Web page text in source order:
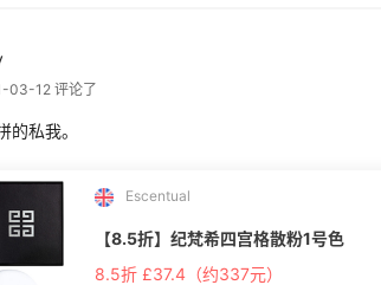
03-12 评论了
的私我。
Escentual
【8.5折】纪梵希四宫格散粉1号色
8.5折 £37.4（约337元）